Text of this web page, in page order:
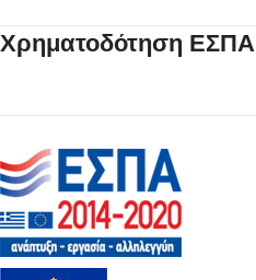
Χρηματοδότηση ΕΣΠΑ